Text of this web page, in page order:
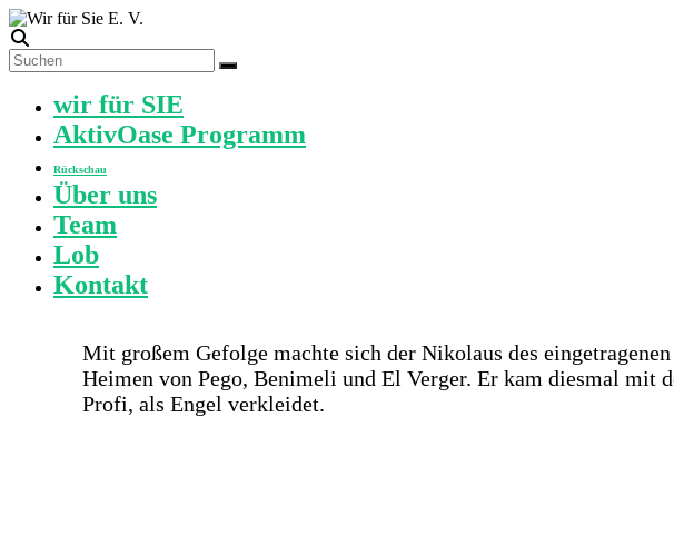
Zum
Inhalt
springen
Wir
ehrenamtliche
Verein
Grossraum
wir für SIE
AktivOase Programm
Rückschau
Über uns
Team
Lob
Kontakt
Mit gro­ßem Gefol­ge mach­te sich der Niko­laus des
Hei­men von Pego, Benime­li und El Ver­ger. Er kam dies­mal mit
Pro­fi, als Engel ver­klei­det.